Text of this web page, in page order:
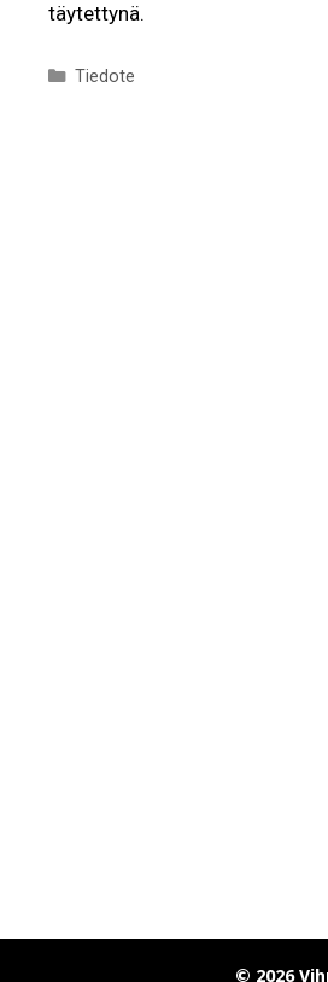
täytettynä.
Kategoriat
Tiedote
© 2026